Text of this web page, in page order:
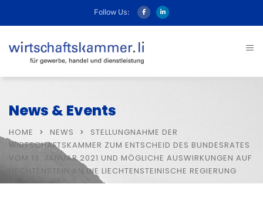
Follow Us:
News & Events
HOME NEWS
STELLUNGNAHME DER
WIRTSCHAFTSKAMMER ZUM ENTSCHEID DES BUNDESRATES
VOM 13. JANUAR 2021 UND MÖGLICHE AUSWIRKUNGEN AUF
LIECHTENSTEIN AN DIE LIECHTENSTEINISCHE REGIERUNG